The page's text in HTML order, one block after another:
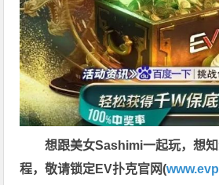
想跟美女Sashimi一起玩，想
程，敬请锁定EV扑克官网(